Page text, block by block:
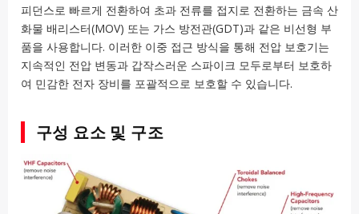
피던스로 빠르게 전환하여 초과 전류를 접지로 전환하는 금속 산
화물 배리스터(MOV) 또는 가스 방전관(GDT)과 같은 비선형 부
품을 사용합니다. 이러한 이중 접근 방식을 통해 전압 보호기는
지속적인 전압 변동과 갑작스러운 스파이크 모두로부터 보호하
여 민감한 전자 장비를 포괄적으로 보호할 수 있습니다.
구성 요소 및 구조